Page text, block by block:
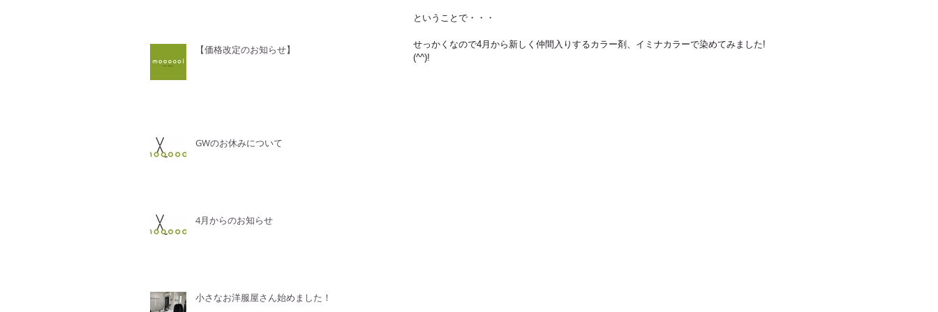
【価格改定のお知らせ】
GWのお休みについて
4月からのお知らせ
小さなお洋服屋さん始めました！！
ということで・・・
せっかくなので4月から新しく仲間入りするカラー剤、イミナカラーで染めてみました!
(^^)!